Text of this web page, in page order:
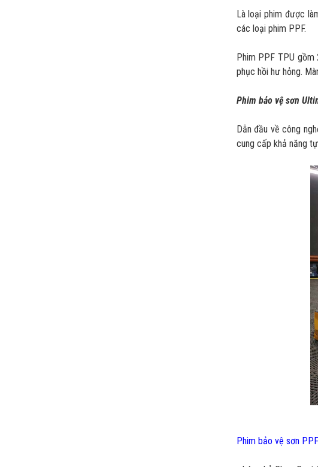
Là loại phim được
các loại phim PPF.
Phim PPF TPU
phục hồi hư hỏng.
Phim bảo vệ sơn
Dẫn đầu về công
cung cấp khả năng
Phim bảo vệ sơn